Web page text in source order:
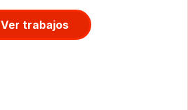
Ver trabajos